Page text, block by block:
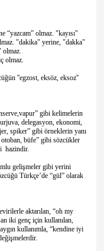
“yazcam” olmaz. "kayısı"
"dakika" yerine, "dakka"
olmaz.
''egzost, eksöz, eksoz''
gibi kelimelerin
delegasyon, ekonomi,
spiker” gibi örneklerin yanı
büfe” gibi sözcükler
hazindir.
gelişmeler gibi yerini
Türkçe’de “gül” olarak
aktarılan, “oh my
iki genç için kullanılan,
kullanımla, “kendine iyi